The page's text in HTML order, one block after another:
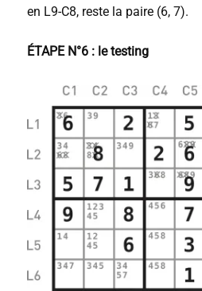
en L9-C8, reste la paire (6, 7).
ÉTAPE N°6 : le testing